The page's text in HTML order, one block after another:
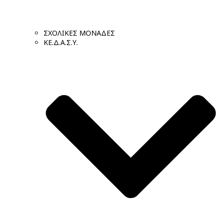
ΣΧΟΛΙΚΕΣ ΜΟΝΑΔΕΣ
ΚΕ.Δ.Α.Σ.Υ.